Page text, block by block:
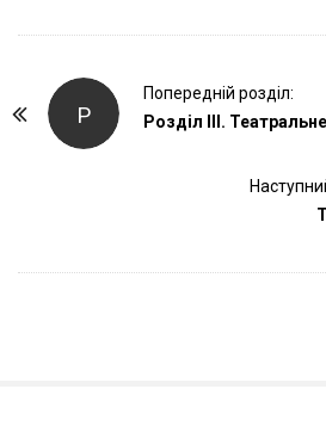
Р
Попередній розділ:
Розділ ІІІ.